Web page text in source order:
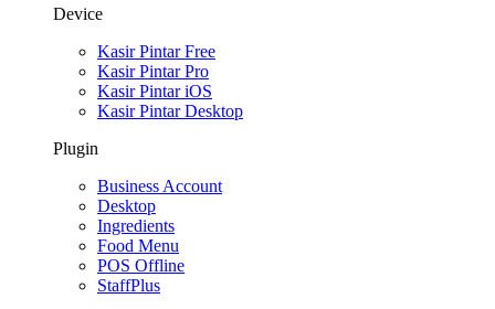
Device
Kasir Pintar Free
Kasir Pintar Pro
Kasir Pintar iOS
Kasir Pintar Desktop
Plugin
Business Account
Desktop
Ingredients
Food Menu
POS Offline
StaffPlus